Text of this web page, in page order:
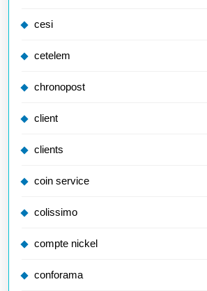
cesi
cetelem
chronopost
client
clients
coin service
colissimo
compte nickel
conforama